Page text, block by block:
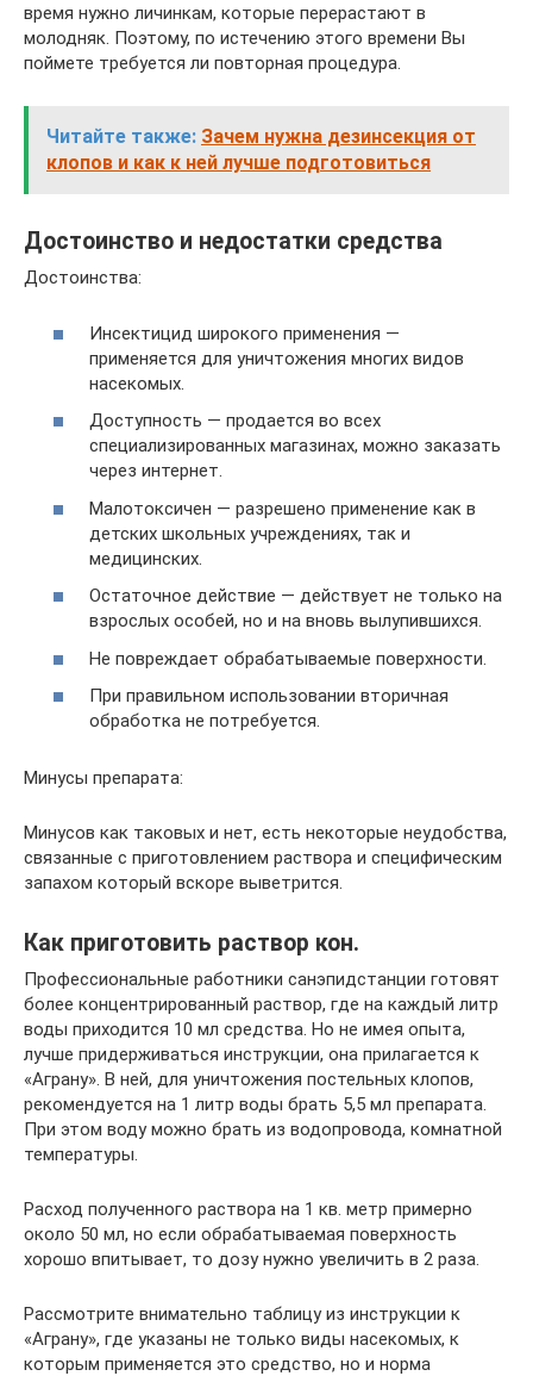
время нужно личинкам, которые перерастают в
молодняк. Поэтому, по истечению этого времени Вы
поймете требуется ли повторная процедура.
Читайте также: Зачем нужна дезинсекция от
клопов и как к ней лучше подготовиться
Достоинство и недостатки средства
Достоинства:
Инсектицид широкого применения —
применяется для уничтожения многих видов
насекомых.
Доступность — продается во всех
специализированных магазинах, можно заказать
через интернет.
Малотоксичен — разрешено применение как в
детских школьных учреждениях, так и
медицинских.
Остаточное действие — действует не только на
взрослых особей, но и на вновь вылупившихся.
Не повреждает обрабатываемые поверхности.
При правильном использовании вторичная
обработка не потребуется.
Минусы препарата:
Минусов как таковых и нет, есть некоторые неудобства,
связанные с приготовлением раствора и специфическим
запахом который вскоре выветрится.
Как приготовить раствор кон.
Профессиональные работники санэпидстанции готовят
более концентрированный раствор, где на каждый литр
воды приходится 10 мл средства. Но не имея опыта,
лучше придерживаться инструкции, она прилагается к
«Аграну». В ней, для уничтожения постельных клопов,
рекомендуется на 1 литр воды брать 5,5 мл препарата.
При этом воду можно брать из водопровода, комнатной
температуры.
Расход полученного раствора на 1 кв. метр примерно
около 50 мл, но если обрабатываемая поверхность
хорошо впитывает, то дозу нужно увеличить в 2 раза.
Рассмотрите внимательно таблицу из инструкции к
«Аграну», где указаны не только виды насекомых, к
которым применяется это средство, но и норма